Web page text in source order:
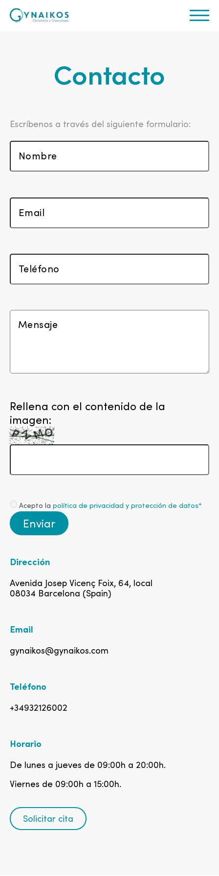
Contacto
Dirección
Avenida Josep Vicenç Foix, 64, local
08034 Barcelona (Spain)
Email
gynaikos@gynaikos.com
Teléfono
+34932126002
Horario
De lunes a jueves de 09:00h a 20:00h.
Viernes de 09:00h a 15:00h.
Solicitar cita
Escríbenos a través del siguiente formulario:
Rellena con el contenido de la
imagen:
Acepto la política de privacidad y protección de datos*
Enviar